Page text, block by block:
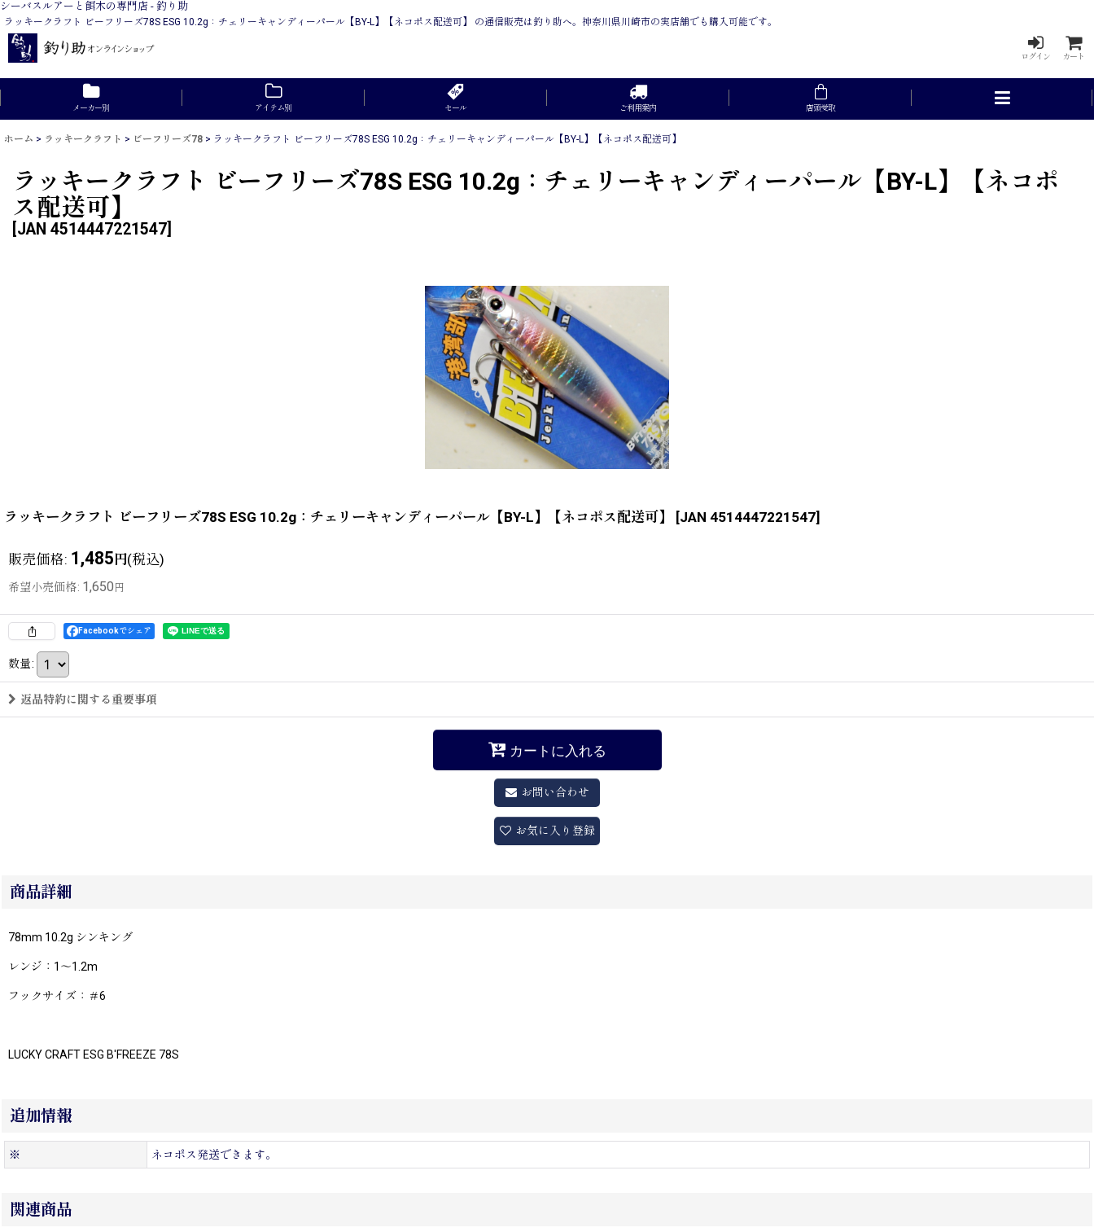
シーバスルアーと餌木の専門店 - 釣り助
ラッキークラフト ビーフリーズ78S ESG 10.2g：チェリーキャンディーパール【BY-L】【ネコポス配送可】 の通信販売は釣り助へ。神奈川県川崎市の実店舗でも購入可能です。
ログイン カート
メーカー別 アイテム別 セール ご利用案内 店頭受取
ホーム > ラッキークラフト > ビーフリーズ78 > ラッキークラフト ビーフリーズ78S ESG 10.2g：チェリーキャンディーパール【BY-L】【ネコポス配送可】
ラッキークラフト ビーフリーズ78S ESG 10.2g：チェリーキャンディーパール【BY-L】【ネコポ
ス配送可】
JAN 4514447221547
ラッキークラフト ビーフリーズ78S ESG 10.2g：チェリーキャンディーパール【BY-L】【ネコポス配送可】 [JAN 4514447221547]
販売価格: 1,485円(税込)
希望小売価格: 1,650 円
Facebookでシェア
数量:
返品特約に関する重要事項
カートに入れる
お問い合わせ
お気に入り登録
商品詳細
78mm 10.2g シンキング
レンジ：1〜1.2m
フックサイズ：＃6
LUCKY CRAFT ESG B'FREEZE 78S
追加情報
※ ネコポス発送できます。
関連商品